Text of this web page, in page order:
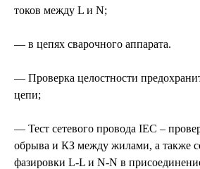
токов между L и N;
— в цепях сварочного аппарата.
— Проверка целостности
цепи;
— Тест сетевого провода IEC –
обрыва и КЗ между жилами, а также
фазировки L-L и N-N в